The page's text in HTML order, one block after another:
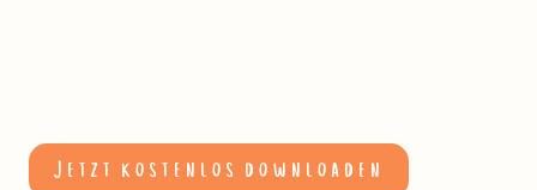
Jetzt kostenlos downloaden